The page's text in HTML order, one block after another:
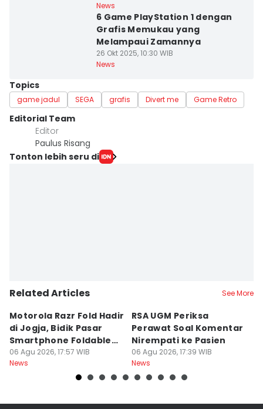
News
6 Game PlayStation 1 dengan
Grafis Memukau yang
Melampaui Zamannya
26 Okt 2025, 10:30 WIB
News
Topics
game jadul SEGA grafis Divert me Game Retro
Editorial Team
Editor
Paulus Risang
Tonton lebih seru di
Related Articles See More
Motorola Razr Fold Hadir
di Jogja, Bidik Pasar
Smartphone Foldable
Premium
06 Agu 2026, 17:57 WIB
News
RSA UGM Periksa
Perawat Soal Komentar
Nirempati ke Pasien
06 Agu 2026, 17:39 WIB
News